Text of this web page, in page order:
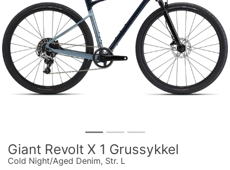
Giant Revolt X 1 Grussykkel
Cold Night/Aged Denim, Str. L